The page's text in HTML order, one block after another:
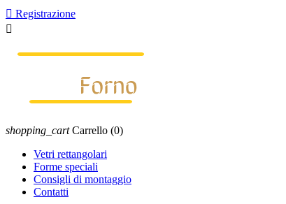
 Registrazione

shopping_cart Carrello (0)
Vetri rettangolari
Forme speciali
Consigli di montaggio
Contatti